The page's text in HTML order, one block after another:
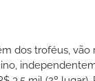
dos troféus,